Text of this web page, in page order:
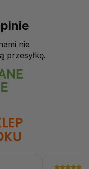
nie
przesyłkę.